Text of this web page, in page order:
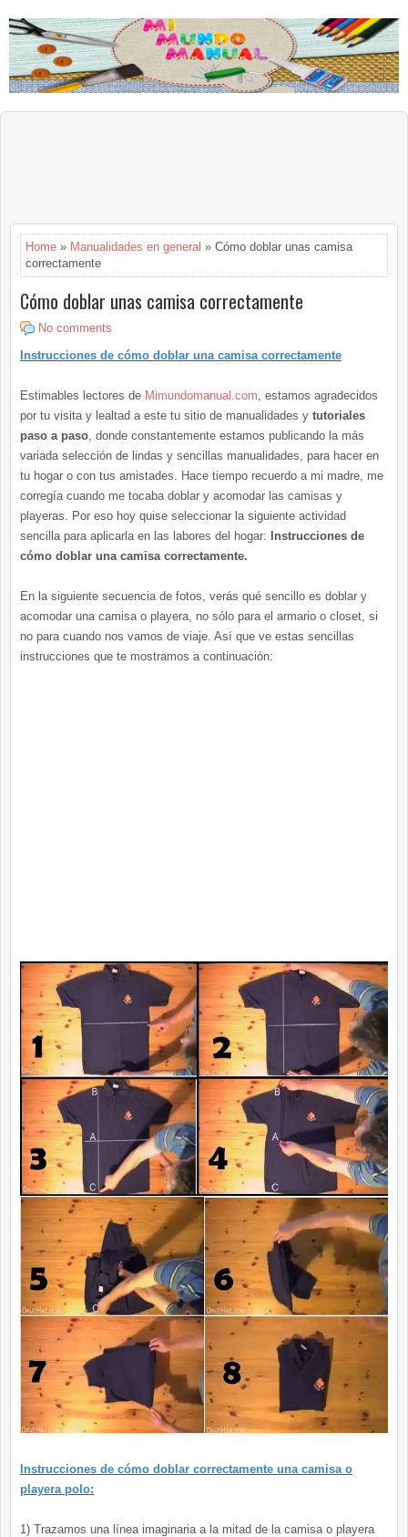
Home » Manualidades en general » Cómo doblar unas camisa
correctamente
Cómo doblar unas camisa correctamente
No comments
Instrucciones de cómo doblar una camisa correctamente
Estimables lectores de Mimundomanual.com , estamos agradecidos
por tu visita y lealtad a este tu sitio de manualidades y tutoriales
paso a paso , donde constantemente estamos publicando la más
variada selección de lindas y sencillas manualidades, para hacer en
tu hogar o con tus amistades. Hace tiempo recuerdo a mi madre, me
corregía cuando me tocaba doblar y acomodar las camisas y
playeras. Por eso hoy quise seleccionar la siguiente actividad
sencilla para aplicarla en las labores del hogar: Instrucciones de
cómo doblar una camisa correctamente.
En la siguiente secuencia de fotos, verás qué sencillo es doblar y
acomodar una camisa o playera, no sólo para el armario o closet, si
no para cuando nos vamos de viaje. Así que ve estas sencillas
instrucciones que te mostramos a continuación:
Instrucciones de cómo doblar correctamente una camisa o
playera polo:
1) Trazamos una línea imaginaria a la mitad de la camisa o playera